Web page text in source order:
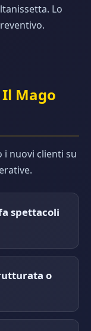
Lo
Mago
i nuovi clienti su
spettacoli
o